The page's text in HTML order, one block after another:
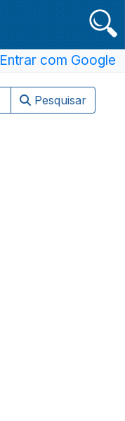
Entrar com Google
Pesquisar